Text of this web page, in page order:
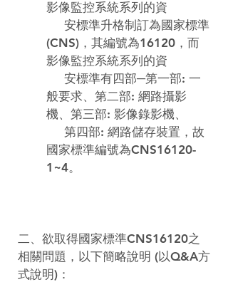
影像監控系統系列的資
(CNS)，其編號為16120，而
影像監控系統系列的資
般要求、第二部: 網路攝影
機、第三部: 影像錄影機、
國家標準編號為CNS16120-
1~4。
二、欲取得國家標準CNS16120之
相關問題，以下簡略說明 (以Q&A方
式說明)：